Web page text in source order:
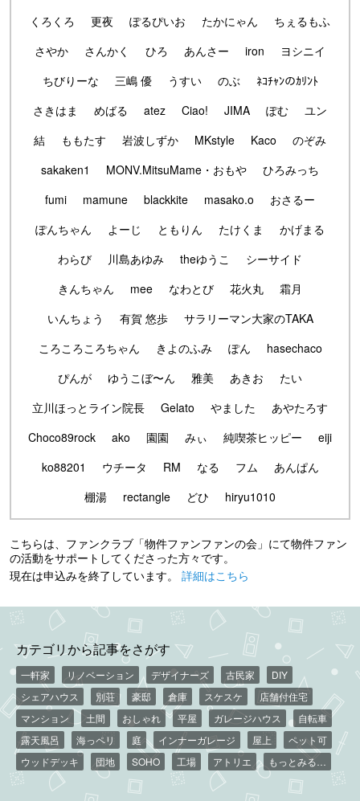
くろくろ
更夜 ぽるぴいお たかにゃん
ちぇるもふ
さやか
さんかく ひろ あんさー iron
ヨシニイ
ちびりーな
三嶋 優 うすい のぶ
ﾈｺﾁｬﾝのｶﾘﾝﾄ
さきはま
めばる atez Ciao! JIMA ぽむ
ユン
結
ももたす 岩波しずか MKstyle Kaco
のぞみ
sakaken1
MONV.MitsuMame・おもや
ひろみっち
fumi
mamune blackkite masako.o
おさるー
ぽんちゃん
よーじ ともりん たけくま
かげまる
わらび
川島あゆみ theゆうこ
シーサイド
きんちゃん
mee なわとび 花火丸
霜月
いんちょう
有賀 悠歩
サラリーマン大家のTAKA
ころころころちゃん
きよのふみ ぽん
hasechaco
ぴんが
ゆうこぼ〜ん 雅美 あきお
たい
立川ほっとライン院長
Gelato やました
あやたろす
Choco89rock
ako 園園 みぃ 純喫茶ヒッピー
eiji
ko88201
ウチータ RM なる フム
あんぱん
棚湯
rectangle どひ hiryu1010
こちらは、ファンクラブ「物件ファンファンの会」にて物件ファン
の活動をサポートしてくださった方々です。
現在は申込みを終了しています。 詳細はこちら
カテゴリから記事をさがす
一軒家 リノベーション デザイナーズ 古民家
DIY
シェアハウス
別荘 豪邸 倉庫 スケスケ
店舗付住宅
マンション
土間 おしゃれ 平屋 ガレージハウス
自転車
露天風呂
海っペリ 庭 インナーガレージ 屋上
ペット可
ウッドデッキ
団地 SOHO 工場 アトリエ もっとみる…